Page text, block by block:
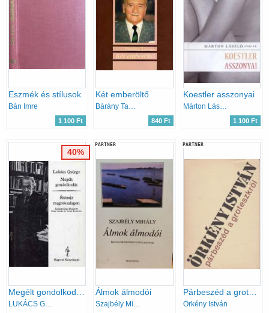
Eszmék és stílusok
Bán Imre
1 100 Ft
Két emberöltő
840 Ft
Koestler asszonyai
Márton László
1 100 Ft
Megélt gondolkodás-Életrajz magnószalagon
LUKÁCS GYÖRGY
40%
PARTNER
Álmok álmodói
Szajbély Mihály
PARTNER
Párbeszéd a groteszkről
Örkény István